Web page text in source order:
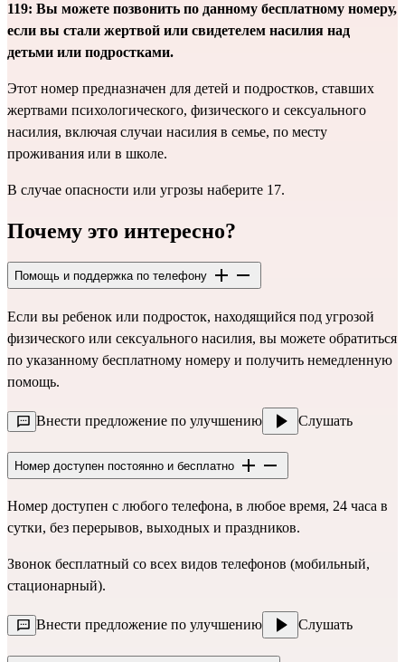
119: Вы можете позвонить по данному бесплатному номеру,
если вы стали жертвой или свидетелем насилия над
детьми или подростками.
Этот номер предназначен для детей и подростков, ставших
жертвами психологического, физического и сексуального
насилия, включая случаи насилия в семье, по месту
проживания или в школе.
В случае опасности или угрозы наберите 17.
Почему это интересно?
Помощь и поддержка по телефону
Если вы ребенок или подросток, находящийся под угрозой
физического или сексуального насилия, вы можете обратиться
по указанному бесплатному номеру и получить немедленную
помощь.
Внести предложение по улучшению Слушать
Номер доступен постоянно и бесплатно
Номер доступен с любого телефона, в любое время, 24 часа в
сутки, без перерывов, выходных и праздников.
Звонок бесплатный со всех видов телефонов (мобильный,
стационарный).
Внести предложение по улучшению Слушать